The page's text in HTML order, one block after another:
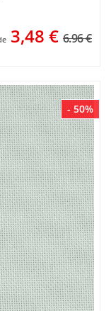
3,48 € 6.96 €
- 50%